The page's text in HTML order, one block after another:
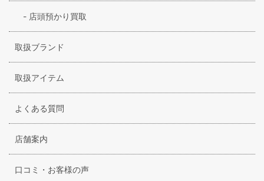
- 店頭預かり買取
取扱ブランド
取扱アイテム
よくある質問
店舗案内
口コミ・お客様の声